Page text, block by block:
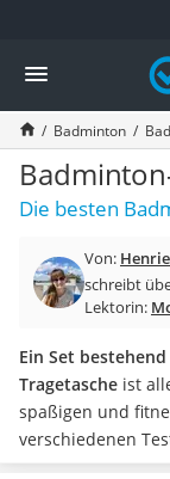
Die beliebtesten
Freizeit & Sport
Gartentrampolin
Trampolin
Metalldetektor
Eufab-Fahrradträger
Trampolin 366 cm
Aluminium-Koffer
Futterboot
E-Bike-Dreirad
Trekkingschuhe
Reisetasche mit
Klimmzugstation
Koffer
Badminton
Die besten
Von:
schreibt
Lektorin:
Ein Set
Tragetasche ist
spaßigen und
verschiedenen
Indoor- oder